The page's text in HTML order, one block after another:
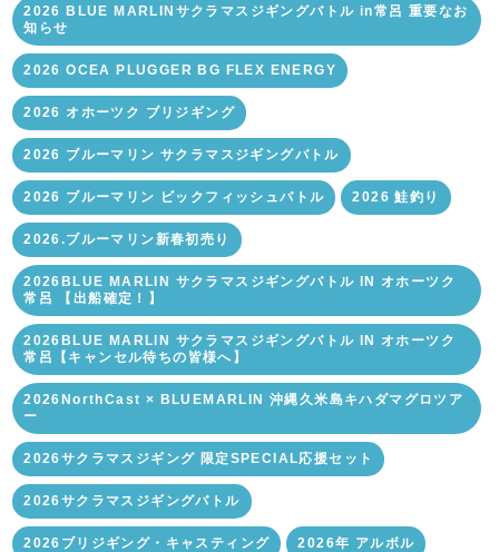
2026 BLUE MARLINサクラマスジギングバトル in常呂 重要なお
知らせ
2026 OCEA PLUGGER BG FLEX ENERGY
2026 オホーツク ブリジギング
2026 ブルーマリン サクラマスジギングバトル
2026 ブルーマリン ビックフィッシュバトル 2026 鮭釣り
2026.ブルーマリン新春初売り
2026BLUE MARLIN サクラマスジギングバトル IN オホーツク
常呂 【出船確定！】
2026BLUE MARLIN サクラマスジギングバトル IN オホーツク
常呂【キャンセル待ちの皆様へ】
2026NorthCast × BLUEMARLIN 沖縄久米島キハダマグロツア
ー
2026サクラマスジギング 限定SPECIAL応援セット
2026サクラマスジギングバトル
2026ブリジギング・キャスティング 2026年 アルボル